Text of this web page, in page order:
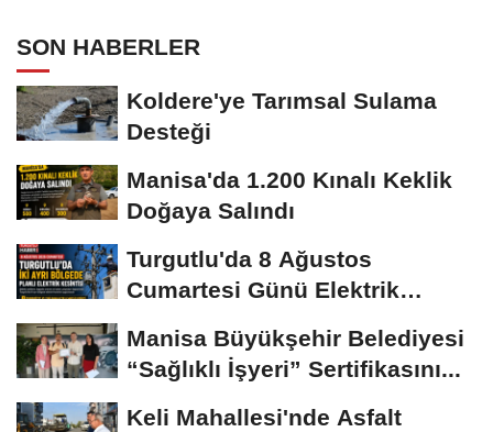
SON HABERLER
Koldere'ye Tarımsal Sulama
Desteği
Manisa'da 1.200 Kınalı Keklik
Doğaya Salındı
Turgutlu'da 8 Ağustos
Cumartesi Günü Elektrik
Manisa Büyükşehir Belediyesi
“Sağlıklı İşyeri” Sertifikasını...
Keli Mahallesi'nde Asfalt